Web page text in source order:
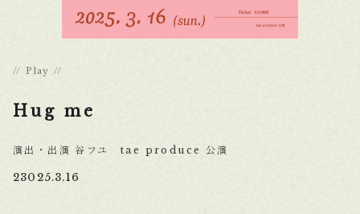
Play
Hug me
演出・出演 谷フユ tae produce 公演
23025.3.16